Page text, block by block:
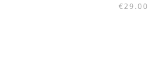
€29.00